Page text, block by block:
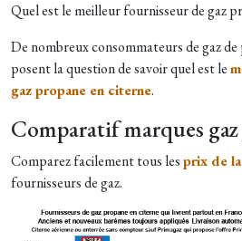
Quel est le meilleur fournisseur de gaz
De nombreux consommateurs de gaz
posent la question de savoir quel est le
gaz propane en citerne.
Comparatif marques
Comparez facilement tous lesprix de
fournisseurs de gaz.